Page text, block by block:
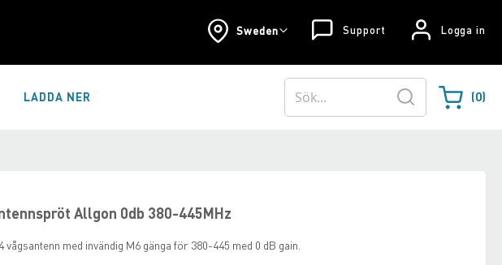
Logga in
Support
Sweden
LADDA NER Varukorgen
0
Sök
Allgon 0db 380-445MHz
vågsantenn med invändig M6 gänga för 380-445 med 0 dB gain.